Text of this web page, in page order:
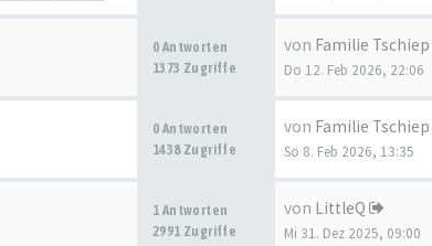
0 Antworten
1373 Zugriffe
von Familie Tschiep
Do 12. Feb 2026, 22:06
0 Antworten
1438 Zugriffe
von Familie Tschiep
So 8. Feb 2026, 13:35
1 Antworten
2991 Zugriffe
von LittleQ
Mi 31. Dez 2025, 09:00